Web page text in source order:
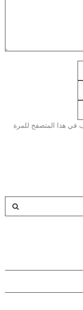
في هذا المتصفح للمرة